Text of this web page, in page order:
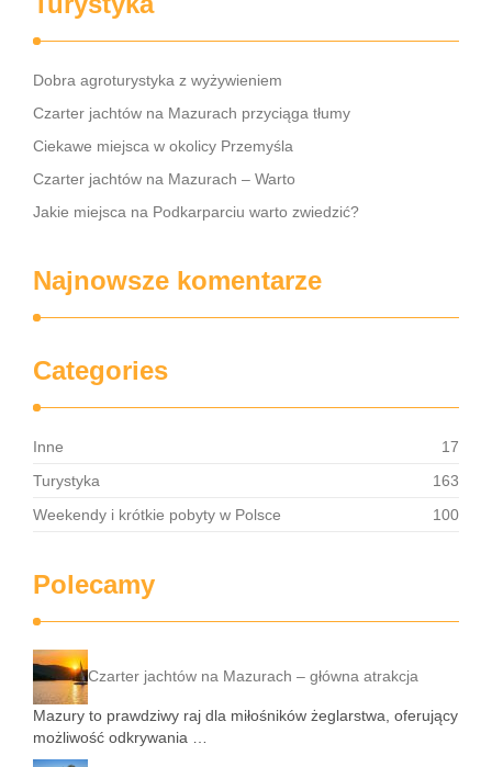
Dobra agroturystyka z wyżywieniem
Czarter jachtów na Mazurach przyciąga tłumy
Ciekawe miejsca w okolicy Przemyśla
Czarter jachtów na Mazurach – Warto
Jakie miejsca na Podkarparciu warto zwiedzić?
Najnowsze komentarze
Categories
Inne
17
Turystyka
163
Weekendy i krótkie pobyty w Polsce
100
Polecamy
Czarter jachtów na Mazurach – główna atrakcja
Mazury to prawdziwy raj dla miłośników żeglarstwa, oferujący
możliwość odkrywania …